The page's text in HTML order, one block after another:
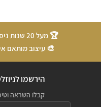
🏆 מעל 20 שנות ניסיון
🎨 עיצוב מותאם
הירשמו
קבלו השראה